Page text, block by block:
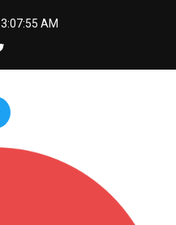
3:07:57 AM